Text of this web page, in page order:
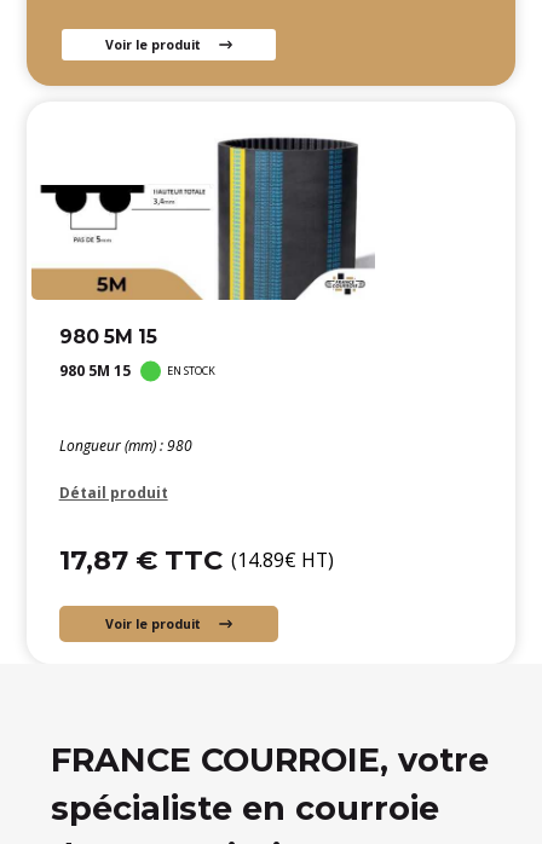
Voir le produit
980 5M 15
980 5M 15 EN STOCK
Longueur (mm) : 980
Détail produit
17,87 € TTC (14.89€ HT)
Voir le produit
FRANCE COURROIE, votre
spécialiste en courroie